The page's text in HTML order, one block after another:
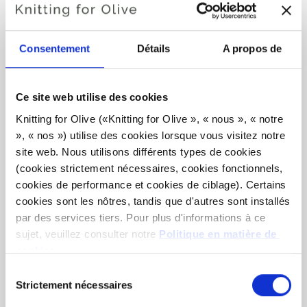
Consentement Détails A propos de
Ce site web utilise des cookies
Knitting for Olive («Knitting for Olive », « nous », « notre
», « nos ») utilise des cookies lorsque vous visitez notre
site web. Nous utilisons différents types de cookies
(cookies strictement nécessaires, cookies fonctionnels,
cookies de performance et cookies de ciblage). Certains
cookies sont les nôtres, tandis que d'autres sont installés
par des services tiers. Pour plus d'informations à ce
sujet, veuillez consulter notre Politique en matière de
cookies.
qui ne sont pas indispensables au fonctionnement du site
web. Votre consentement signifie que des cookies
duStrictement nécessaires
BEAN SPROUT ROMPER
LANGUE CHOISISSEZ LA LANGUE